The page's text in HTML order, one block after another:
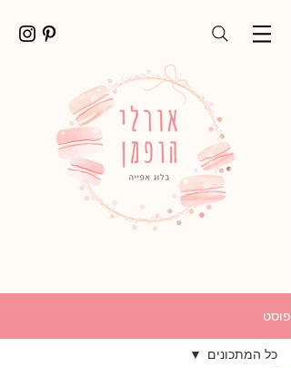
פוסט
כל המתכונים